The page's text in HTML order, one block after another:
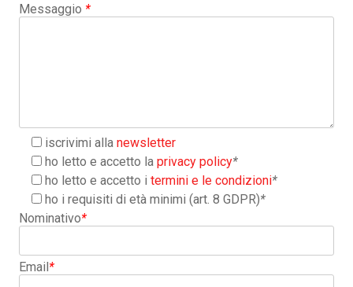
Messaggio *
iscrivimi allanewsletter
ho letto e accetto laprivacy policy*
ho letto e accetto itermini e le condizioni*
ho i requisiti di età minimi (art. 8 GDPR)*
Nominativo*
Email*